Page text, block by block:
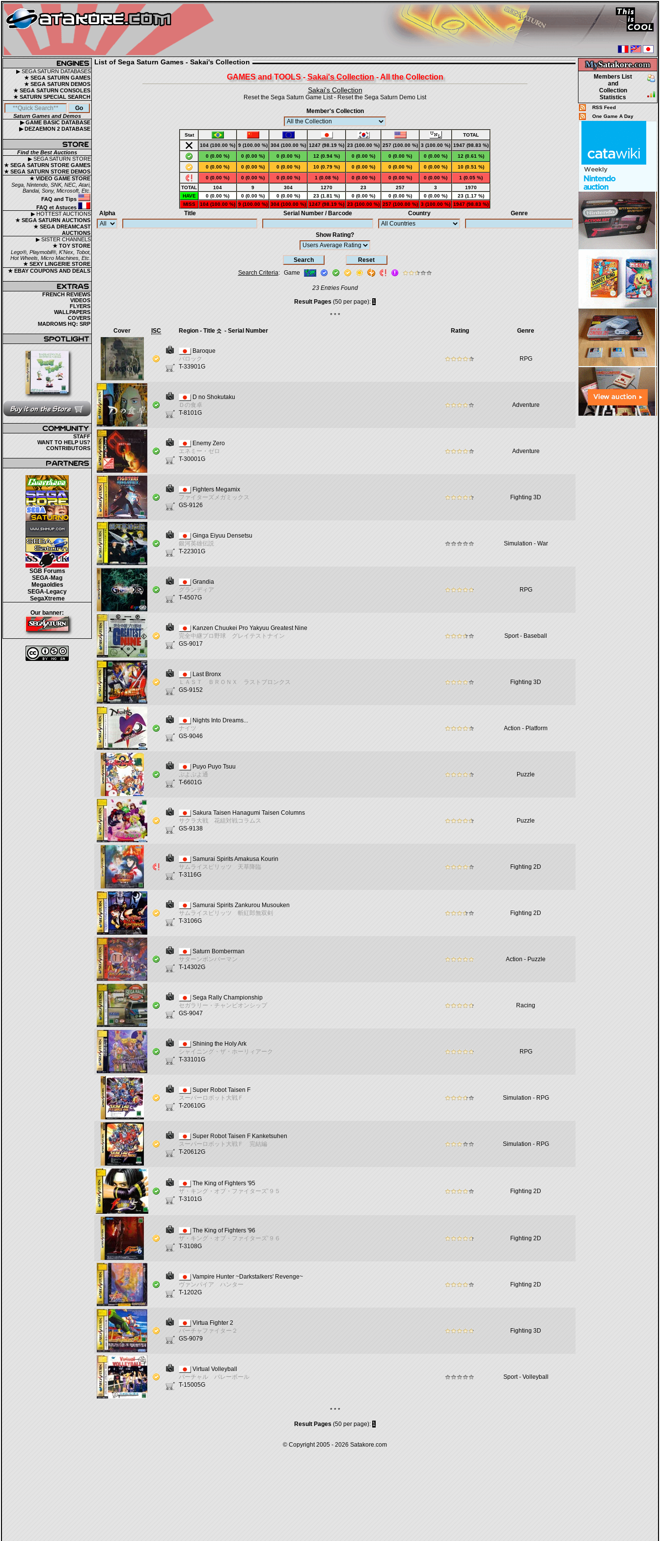
▶ SEGA SATURN DATABASES
★ SEGA SATURN GAMES
★ SEGA SATURN DEMOS
★ SEGA SATURN CONSOLES
★ SATURN SPECIAL SEARCH
Saturn Games and Demos
▶ GAME BASIC DATABASE
▶ DEZAEMON 2 DATABASE
Find the Best Auctions
▶ SEGA SATURN STORE
★ SEGA SATURN STORE GAMES
★ SEGA SATURN STORE DEMOS
★ VIDEO GAME STORE
Sega, Nintendo, SNK, NEC, Atari,
Bandai, Sony, Microsoft, Etc.
FAQ and Tips
FAQ et Astuces
▶ HOTTEST AUCTIONS
★ SEGA SATURN AUCTIONS
★ SEGA DREAMCAST
AUCTIONS
▶ SISTER CHANNELS
★ TOY STORE
Lego®, Playmobil®, K'Nex, Tobot,
Hot Wheels, Micro Machines, Etc.
★ SEXY LINGERIE STORE
★ EBAY COUPONS AND DEALS
FRENCH REVIEWS
VIDEOS
FLYERS
WALLPAPERS
COVERS
MADROMS HQ: SRP
STAFF
WANT TO HELP US?
CONTRIBUTORS
SGB Forums
SEGA-Mag
Megaoldies
SEGA-Legacy
SegaXtreme
Our banner:
MySatakore.com
Members List
and
Collection
Statistics
RSS Feed
One Game A Day
List of Sega Saturn Games - Sakai's Collection
GAMES and TOOLS - Sakai's Collection- All the Collection
Sakai's Collection
Reset the Sega Saturn Game List- Reset the Sega Saturn Demo List
Member's Collection
Stat
TOTAL
104 (100.00 %) 9 (100.00 %) 304 (100.00 %) 1247 (98.19 %) 23 (100.00 %) 257 (100.00 %) 3 (100.00 %) 1947 (98.83 %)
0 (0.00 %)
0 (0.00 %) 0 (0.00 %) 12 (0.94 %) 0 (0.00 %) 0 (0.00 %) 0 (0.00 %) 12 (0.61 %)
0 (0.00 %)
0 (0.00 %) 0 (0.00 %) 10 (0.79 %) 0 (0.00 %) 0 (0.00 %) 0 (0.00 %) 10 (0.51 %)
0 (0.00 %)
0 (0.00 %) 0 (0.00 %) 1 (0.08 %) 0 (0.00 %) 0 (0.00 %) 0 (0.00 %) 1 (0.05 %)
TOTAL
104 9 304 1270 23 257 3
1970
HAVE
0 (0.00 %) 0 (0.00 %) 0 (0.00 %) 23 (1.81 %) 0 (0.00 %) 0 (0.00 %) 0 (0.00 %)
23 (1.17 %)
MISS
104 (100.00 %) 9 (100.00 %) 304 (100.00 %) 1247 (98.19 %) 23 (100.00 %) 257 (100.00 %) 3 (100.00 %) 1947 (98.83 %)
Alpha Title Serial Number / Barcode Country Genre
Show Rating?
Search Criteria: Game
23 Entries Found
Result Pages (50 per page): 1
* * *
Cover ISC Region - Title - Serial Number Rating Genre
Baroque
バロック
T-33901G
RPG
D no Shokutaku
Ｄの食卓
T-8101G
Adventure
Enemy Zero
エネミー・ゼロ
T-30001G
Adventure
Fighters Megamix
ファイターズメガミックス
GS-9126
Fighting 3D
Ginga Eiyuu Densetsu
銀河英雄伝説
T-22301G
Simulation - War
Grandia
グランディア
T-4507G
RPG
Kanzen Chuukei Pro Yakyuu Greatest Nine
完全中継プロ野球 グレイテストナイン
GS-9017
Sport - Baseball
Last Bronx
ＬＡＳＴ ＢＲＯＮＸ ラストブロンクス
GS-9152
Fighting 3D
Nights Into Dreams...
ナイツ
GS-9046
Action - Platform
Puyo Puyo Tsuu
ぷよぷよ通
T-6601G
Puzzle
Sakura Taisen Hanagumi Taisen Columns
サクラ大戦 花組対戦コラムス
GS-9138
Puzzle
Samurai Spirits Amakusa Kourin
サムライスピリッツ 天草降臨
T-3116G
Fighting 2D
Samurai Spirits Zankurou Musouken
サムライスピリッツ 斬紅郎無双剣
T-3106G
Fighting 2D
Saturn Bomberman
サターンボンバーマン
T-14302G
Action - Puzzle
Sega Rally Championship
セガラリー・チャンピオンシップ
GS-9047
Racing
Shining the Holy Ark
シャイニング・ザ・ホーリィアーク
T-33101G
RPG
Super Robot Taisen F
スーパーロボット大戦Ｆ
T-20610G
Simulation - RPG
Super Robot Taisen F Kanketsuhen
スーパーロボット大戦Ｆ 完結編
T-20612G
Simulation - RPG
The King of Fighters '95
ザ・キング・オブ・ファイターズ’９５
T-3101G
Fighting 2D
The King of Fighters '96
ザ・キング・オブ・ファイターズ’９６
T-3108G
Fighting 2D
Vampire Hunter ~Darkstalkers' Revenge~
ヴァンパイア ハンター
T-1202G
Fighting 2D
Virtua Fighter 2
バーチャファイター２
GS-9079
Fighting 3D
Virtual Volleyball
バーチャル バレーボール
T-15005G
Sport - Volleyball
* * *
Result Pages (50 per page): 1
© Copyright 2005 - 2026 Satakore.com